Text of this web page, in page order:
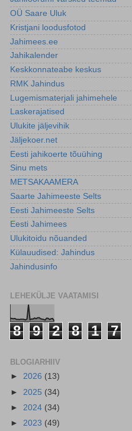
OÜ Saare Uluk
Kristjani loodusfotod
Jahimees.ee
Jahikalender
Keskkonnateabe keskus
RMK Jahindus
Lugemismaterjali jahimehele
Laskerajatised
Ulukite jäljevihik
Jäljekoer.net
Eesti jahikoerte tõuühing
Sinu mets
METSAKAAMERA
Saarte Jahimeeste Selts
Eesti Jahimeeste Selts
Eesti Jahimees
Ulukitoidu nõuanded
Külauudised: Jahindus
Jahindusinfo
LEHEKÜLJE VAATAMISI
8 9 2 8 1 7
BLOGIARHIIV
► 2026 (13)
► 2025 (34)
► 2024 (34)
► 2023 (49)